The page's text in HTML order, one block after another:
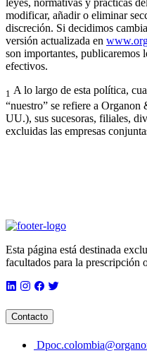
modificar, añadir o eliminar
discreción. Si decidimos
versión actualizada en
son importantes, publicaremos
efectivos.
1 A lo largo de esta política,
“nuestro” se refiere a
UU.), sus sucesoras, filiales,
excluidas las empresas
Esta página está destinada
facultados para la prescripción
Contacto